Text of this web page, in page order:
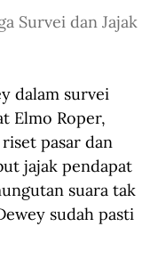
Survei dan Jajak
dalam survei
Elmo Roper,
pasar dan
jajak pendapat
suara tak
sudah pasti